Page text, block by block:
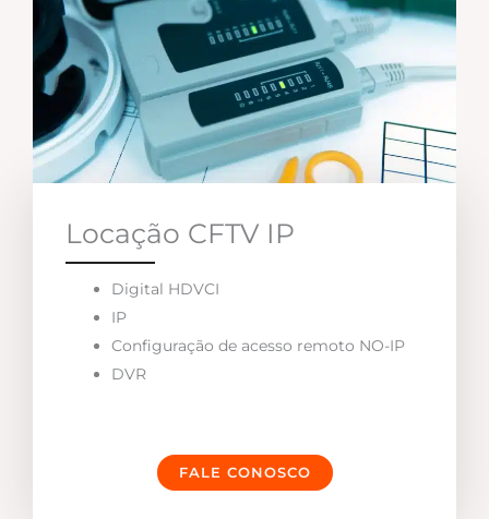
Locação CFTV IP
Digital HDVCI
IP
Configuração de acesso remoto NO-IP
DVR
FALE CONOSCO